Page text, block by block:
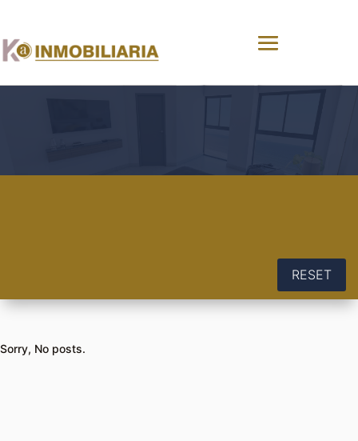
RESET
Sorry, No posts.